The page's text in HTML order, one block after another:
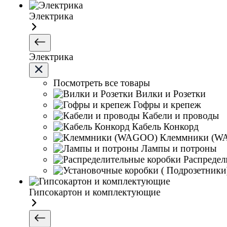
Электрика
Электрика
Посмотреть все товары
Вилки и Розетки
Гофры и крепеж
Кабели и проводы
Кабель Конкорд
Клеммники
Лампы и потроны
Гипсокартон и комплектующие